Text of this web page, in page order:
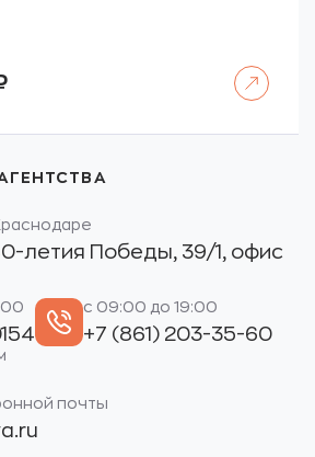
летия Победы, 39/1, офис
с 09:00 до 19:00
+7 (861) 203-35-60
почты